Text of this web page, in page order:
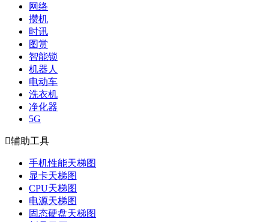
网络
攒机
时讯
图赏
智能锁
机器人
电动车
洗衣机
净化器
5G
辅助工具
手机性能天梯图
显卡天梯图
CPU天梯图
电源天梯图
固态硬盘天梯图